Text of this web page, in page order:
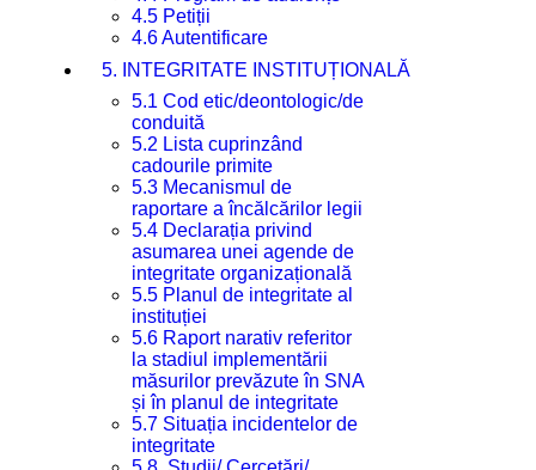
4.5 Petiții
4.6 Autentificare
5. INTEGRITATE INSTITUȚIONALĂ
5.1 Cod etic/deontologic/de
conduită
5.2 Lista cuprinzând
cadourile primite
5.3 Mecanismul de
raportare a încălcărilor legii
5.4 Declarația privind
asumarea unei agende de
integritate organizațională
5.5 Planul de integritate al
instituției
5.6 Raport narativ referitor
la stadiul implementării
măsurilor prevăzute în SNA
și în planul de integritate
5.7 Situația incidentelor de
integritate